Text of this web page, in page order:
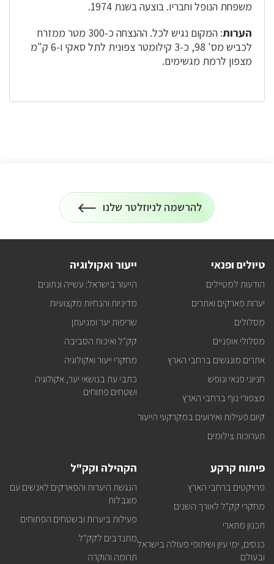
משפחת הנופל וחבריו. בוצעה בשנת 1974.
הערות
: המקום נגיש לכל. ההנצחה כ-300 מטר ממזרח
לכביש מס' 98, כ-3 קילומטר צפונית לתל סאקי ו-6 ק"מ
מצפון לרמת מגשימים.
הרשמה
לניוזלטר
להרשמה לניוזלטר שלנו
על
כל
במייל
טיולים ופנאי
הודעות למטיילים
יערות פארקים ואתרים
מסלולים
מסלולי אופניים
אתרים מונגשים ברחבי הארץ
חניוני פנאי ונופש
מצפורי נוף ברחבי הארץ
קיום פעילות ואירועים במקרקעי הייעור
תערוכות צילומים
ייעור ואקולוגיה
הייעור בישראל: עשייה ונתונים
מדיניות והנחיות מקצועיות
שריפות יער ומניעתן
קק"ל ואיכות הסביבה
מחקרי ייעור ואקולוגיה
כתבי עת בנושאי יער, אקולוגיה
ושטחים פתוחים
פיתוח קרקע
פרויקטים ברחבי הארץ
מחקרי קק"ל לאורך השנים
תכנון מתארי
כנסים, ימי עיון ושיתופי פעולה בישראל
ובעולם
הקהילה וקק"ל
הנגשת היערות והפארקים לאנשים עם
מוגבלות
פעילות ביערות ובשטחים הפתוחים
מתנדבים לקק"ל
תרומה והוקרה